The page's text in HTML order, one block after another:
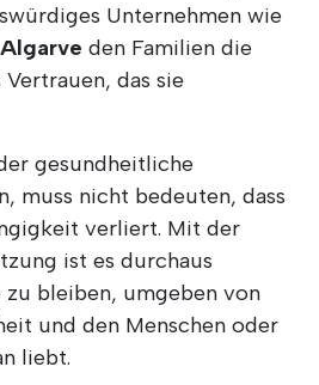
Unternehmen wie
den Familien die
das sie
gesundheitliche
muss nicht bedeuten, dass
verliert. Mit der
ist es durchaus
zu bleiben, umgeben von
und den Menschen oder
liebt.